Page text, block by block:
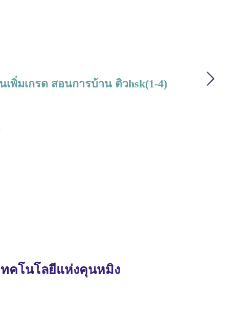
พิ่มเกรด สอนการบ้าน ติวhsk(1-4)
คโนโลยีแห่งคุนหมิง